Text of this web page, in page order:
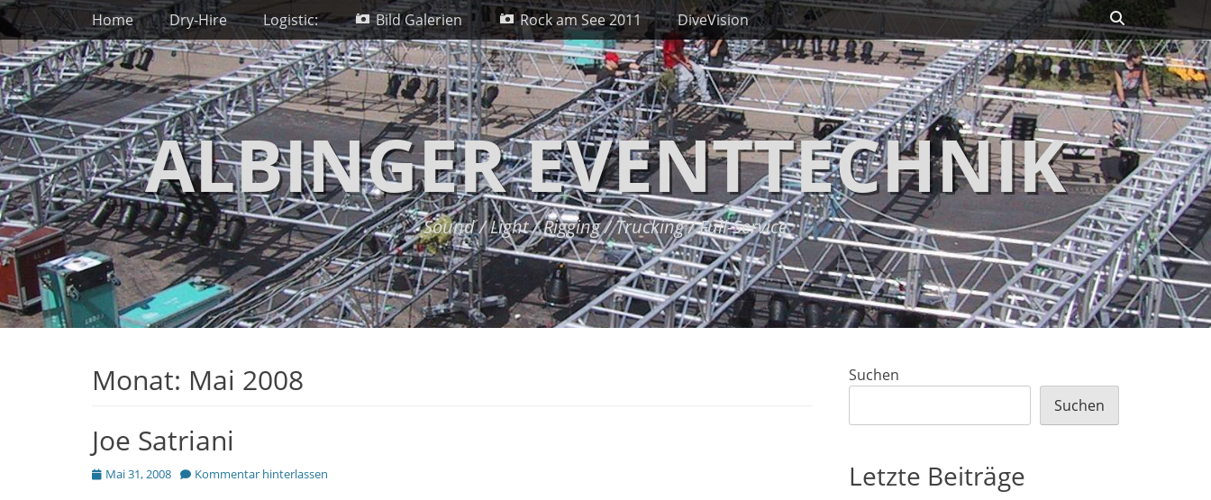
Zum
Inhalt
springen
Primäres Menü
Home Dry-Hire Logistic: Bild Galerien Rock am See 2011 DiveVision Suchen
ALBINGER EVENTTECHNIK
Sound / Light / Rigging / Trucking / Full-Service
Monat: Mai 2008
Joe Satriani
Posted
Mai 31, 2008 Kommentar hinterlassen
Suchen
Suchen
Letzte Beiträge